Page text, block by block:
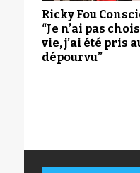
Ricky Fou
“Je n’ai pas
vie, j’ai été pris
dépourvu”